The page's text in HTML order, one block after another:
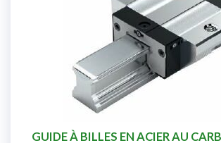
GUIDE À BILLES EN ACIER AU